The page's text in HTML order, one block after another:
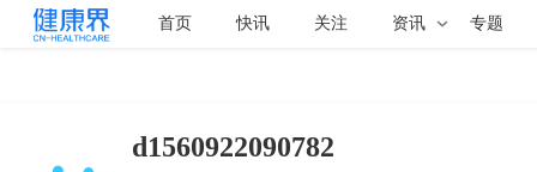
首页 快讯 关注 资讯 专题
d1560922090782